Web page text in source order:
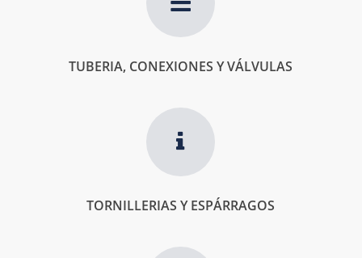
TUBERIA, CONEXIONES Y VÁLVULAS
TORNILLERIAS Y ESPÁRRAGOS